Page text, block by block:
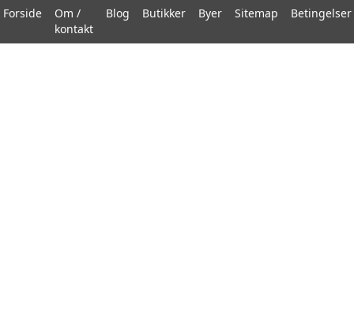
Forside
Om /
kontakt
Blog Butikker Byer Sitemap Betingelser